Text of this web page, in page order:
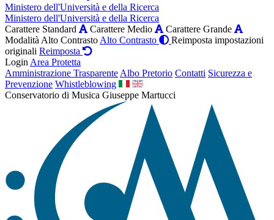
Ministero dell'Università e della Ricerca
Ministero dell'Università e della Ricerca
Carattere Standard
Carattere Medio
Carattere Grande
Modalità Alto Contrasto Alto Contrasto
Reimposta impostazioni
originali Reimposta
Login Area Protetta
Amministrazione Trasparente Albo Pretorio Contatti Sicurezza e
Prevenzione Whistleblowing
Conservatorio di Musica Giuseppe Martucci